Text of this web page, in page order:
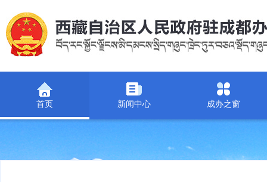
首页 新闻中心 成办之窗